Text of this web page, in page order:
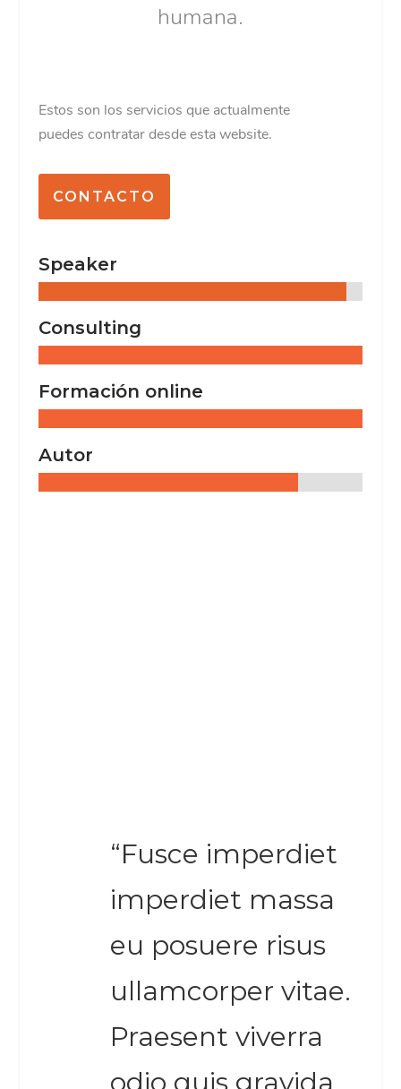
humana.
Estos son los servicios que actualmente
puedes contratar desde esta website.
CONTACTO
Speaker
Consulting
Formación online
Autor
“Fusce imperdiet
imperdiet massa
eu posuere risus
ullamcorper vitae.
Praesent viverra